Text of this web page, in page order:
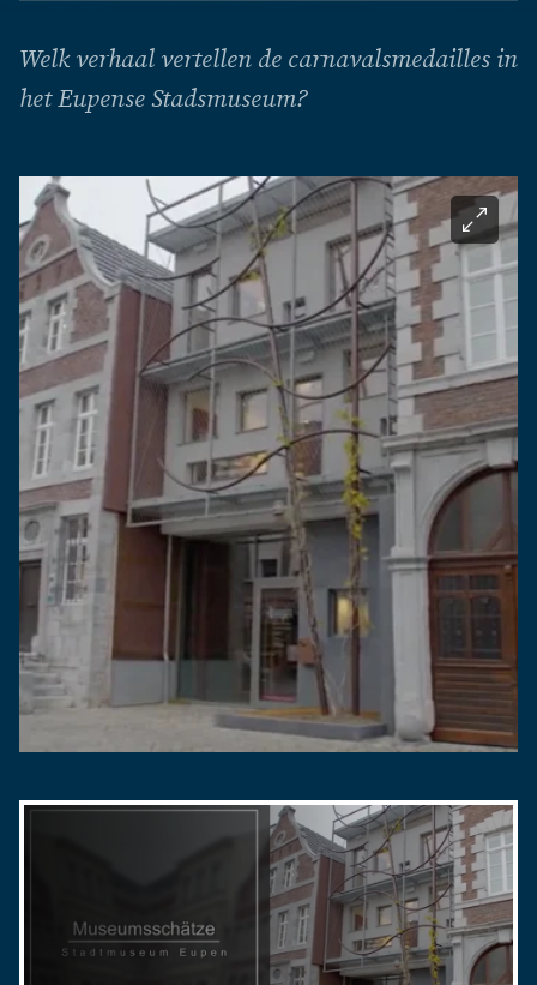
Welk verhaal vertellen de carnavalsmedailles in
het Eupense Stadsmuseum?